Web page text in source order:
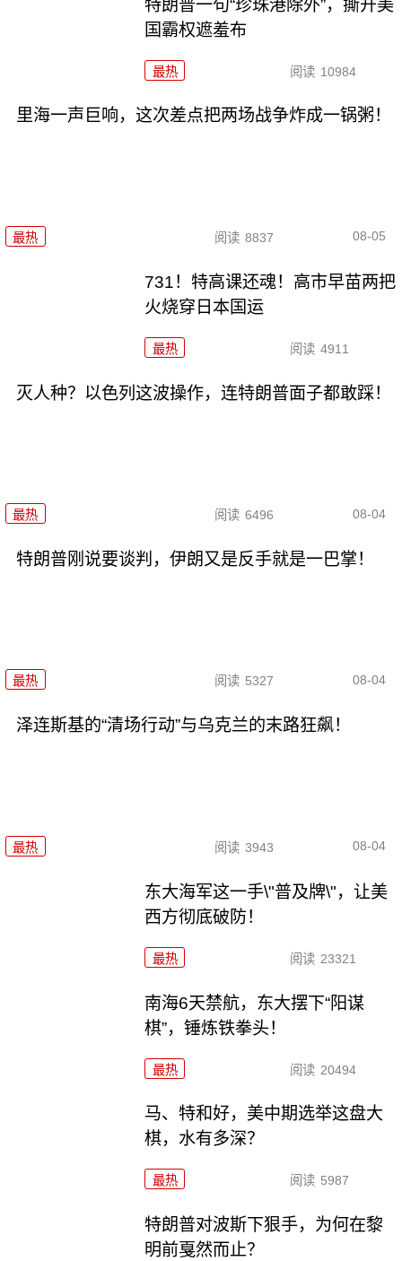
特朗普一句“珍珠港除外”，撕开美
国霸权遮羞布
最热 阅读 10984
里海一声巨响，这次差点把两场战争炸成一锅粥！
最热 阅读 8837 08-05
731！特高课还魂！高市早苗两把
火烧穿日本国运
最热 阅读 4911
灭人种？以色列这波操作，连特朗普面子都敢踩！
最热 阅读 6496 08-04
特朗普刚说要谈判，伊朗又是反手就是一巴掌！
最热 阅读 5327 08-04
泽连斯基的“清场行动”与乌克兰的末路狂飙！
最热 阅读 3943 08-04
东大海军这一手\"普及牌\"，让美
西方彻底破防！
最热 阅读 23321
南海6天禁航，东大摆下“阳谋
棋”，锤炼铁拳头！
最热 阅读 20494
马、特和好，美中期选举这盘大
棋，水有多深？
最热 阅读 5987
特朗普对波斯下狠手，为何在黎
明前戛然而止？